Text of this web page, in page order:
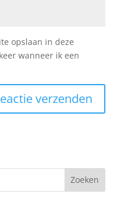
opslaan in deze
wanneer ik een